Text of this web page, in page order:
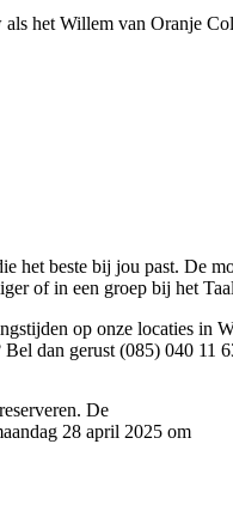
het Willem van Oranje
het beste bij jou past. De
of in een groep bij het
op onze locaties in
dan gerust (085) 040 11
De
28 april 2025 om